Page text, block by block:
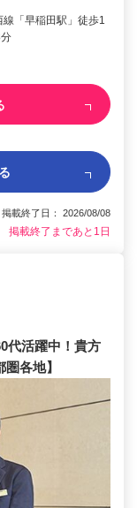
「早稲田駅」徒歩1
載終了日： 2026/08/08
掲載終了まであと1日
代活躍中！貴方
各地】